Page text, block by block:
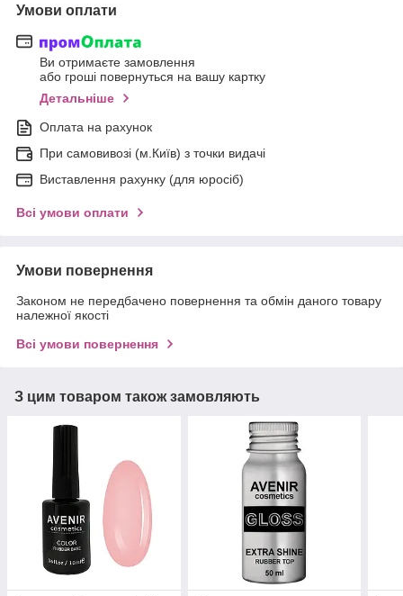
Умови оплати
Ви отримаєте замовлення
або гроші повернуться на вашу картку
Детальніше
Оплата на рахунок
При самовивозі (м.Київ) з точки видачі
Виставлення рахунку (для юросіб)
Всі умови оплати
Умови повернення
Законом не передбачено повернення та обмін даного товару
належної якості
Всі умови повернення
З цим товаром також замовляють